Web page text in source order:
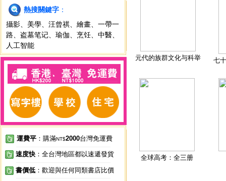
熱搜關鍵字 ：
攝影
美學 汪曾祺 繪畫
一帶一
路
盗墓笔记 瑜伽 烹饪 中醫
人工智能
運費平 ：購滿NT$2000台灣免運費
速度快 ：全台灣地區都以速遞發貨
書價低 ：歡迎與任何同類書店比價
元代的族群文化与科举 七
全球高考：全三册